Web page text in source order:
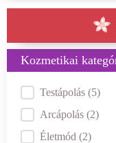
Kozmetikai
Kategóriák
Testápolás (5)
Arcápolás (2)
Életmód (2)